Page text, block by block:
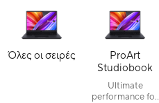
Όλες οι σειρές
ProArt
Studiobook
Ultimate
performance for